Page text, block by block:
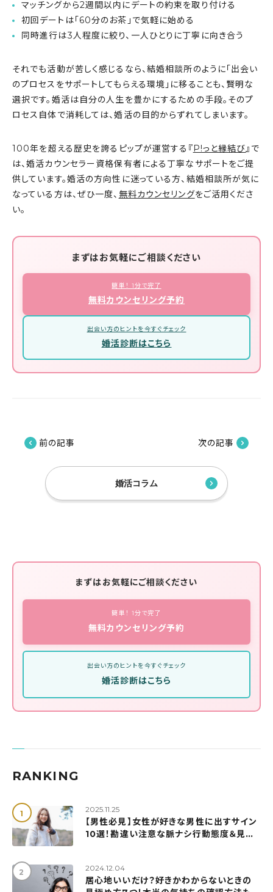
マッチングから2週間以内にデートの約束を取り付ける
初回デートは「60分のお茶」で気軽に始める
同時進行は3人程度に絞り、一人ひとりに丁寧に向き合う
それでも活動が苦しく感じるなら、結婚相談所のように「出会い
のプロセスをサポートしてもらえる環境」に移ることも、賢明な
選択です。婚活は自分の人生を豊かにするための手段。そのプ
ロセス自体で消耗しては、婚活の目的からずれてしまいます。
100年を超える歴史を誇るピップが運営する『P!っと縁結び』で
は、婚活カウンセラー資格保有者による丁寧なサポートをご提
供しています。婚活の方向性に迷っている方、結婚相談所が気に
なっている方は、ぜひ一度、 無料カウンセリングをご活用くださ
い。
まずはお気軽にご相談ください
簡単！ 1分で完了
無料カウンセリング予約
出会い方のヒントを今すぐチェック
婚活診断はこちら
前の記事
婚活コラム
次の記事
まずはお気軽にご相談ください
簡単！ 1分で完了
無料カウンセリング予約
出会い方のヒントを今すぐチェック
婚活診断はこちら
RANKING
2025.11.25
【男性必見】女性が好きな男性に出すサイン
10選！勘違い注意な脈ナシ行動態度＆見極
2024.12.04
居心地いいだけ？好きかわからないときの